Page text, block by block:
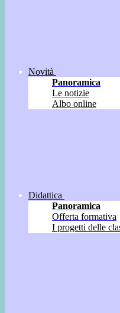
Novità
Panoramica
Le notizie
Albo online
Didattica
Panoramica
Offerta formativa
I progetti delle